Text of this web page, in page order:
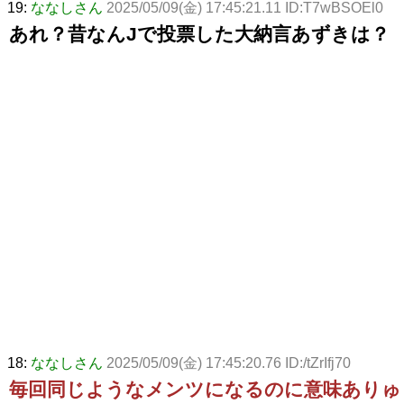
19: ななしさん 2025/05/09(金) 17:45:21.11 ID:T7wBSOEl0
あれ？昔なんJで投票した大納言あずきは？
18: ななしさん 2025/05/09(金) 17:45:20.76 ID:/tZrIfj70
毎回同じようなメンツになるのに意味あり